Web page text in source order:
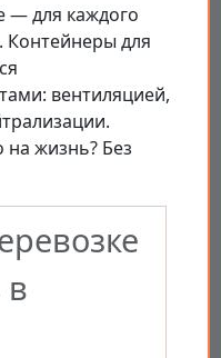
— для каждого
Контейнеры для
вентиляцией,
на жизнь? Без
в